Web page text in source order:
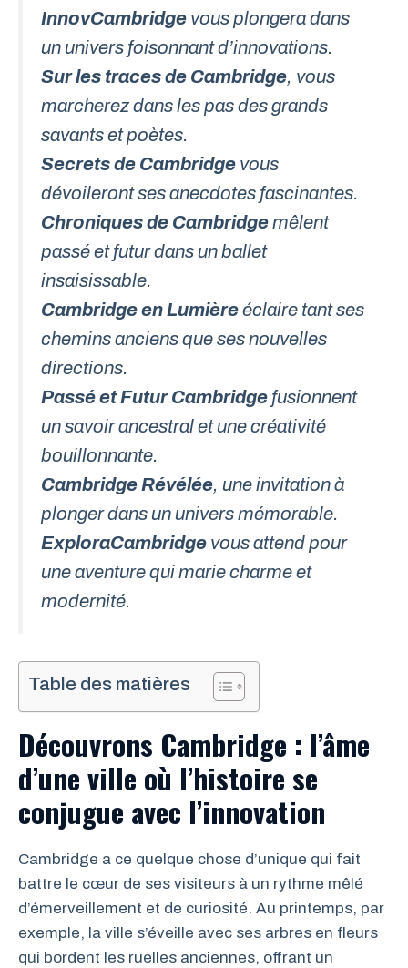
InnovCambridge vous plongera dans
un univers foisonnant d’innovations.
Sur les traces de Cambridge, vous
marcherez dans les pas des grands
savants et poètes.
Secrets de Cambridge vous
dévoileront ses anecdotes fascinantes.
Chroniques de Cambridgemêlent
passé et futur dans un ballet
insaisissable.
Cambridge en Lumièreéclaire tant ses
chemins anciens que ses nouvelles
directions.
Passé et Futur Cambridge fusionnent
un savoir ancestral et une créativité
bouillonnante.
Cambridge Révélée, une invitation à
plonger dans un univers mémorable.
ExploraCambridge vous attend pour
une aventure qui marie charme et
modernité.
Table des matières
Découvrons Cambridge : l’âme
d’une ville où l’histoire se
conjugue avec l’innovation
Cambridge a ce quelque chose d’unique qui fait
battre le cœur de ses visiteurs à un rythme mêlé
d’émerveillement et de curiosité. Au printemps, par
exemple, la ville s’éveille avec ses arbres en fleurs
qui bordent les ruelles anciennes, offrant un